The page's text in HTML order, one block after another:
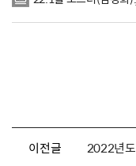
이전글 2022년